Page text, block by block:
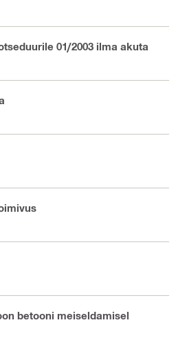
01/2003 ilma akuta
betooni meiseldamisel